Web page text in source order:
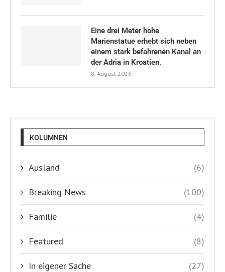
Eine drei Meter hohe
Marienstatue erhebt sich neben
einem stark befahrenen Kanal an
der Adria in Kroatien.
8. August 2026
KOLUMNEN
Ausland (6)
Breaking News (100)
Familie (4)
Featured (8)
In eigener Sache (27)